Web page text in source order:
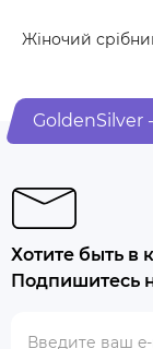
Жіночий
GoldenSilver
Хотите быть в
Подпишитесь